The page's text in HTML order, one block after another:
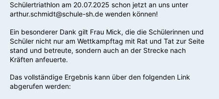
Schülertriathlon am 20.07.2025 schon jetzt an uns unter
arthur.schmidt@schule-sh.de wenden können!
Ein besonderer Dank gilt Frau Mick, die die Schülerinnen und
Schüler nicht nur am Wettkampftag mit Rat und Tat zur Seite
stand und betreute, sondern auch an der Strecke nach
Kräften anfeuerte.
Das vollständige Ergebnis kann über den folgenden Link
abgerufen werden: